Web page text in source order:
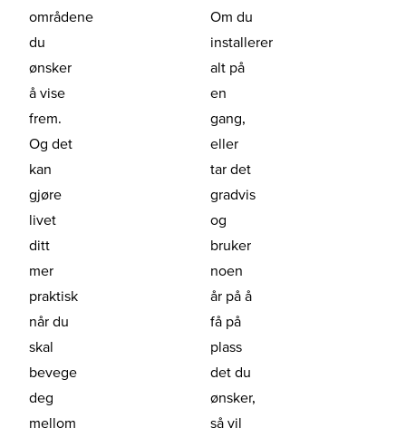
områdene
du
ønsker
å vise
frem.
Og det
kan
gjøre
livet
ditt
mer
praktisk
når du
skal
bevege
deg
mellom
Om du
installerer
alt på
en
gang,
eller
tar det
gradvis
og
bruker
noen
år på å
få på
plass
det du
ønsker,
så vil